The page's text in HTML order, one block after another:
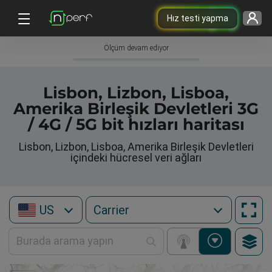
Hız testi yapma
Ölçüm devam ediyor
Lisbon, Lizbon, Lisboa,
Amerika Birleşik Devletleri 3G
/ 4G / 5G bit hızları haritası
Lisbon, Lizbon, Lisboa, Amerika Birleşik Devletleri
içindeki hücresel veri ağları
US